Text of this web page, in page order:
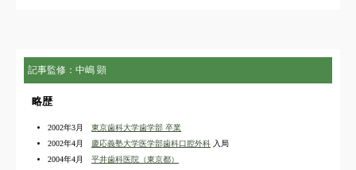
記事監修：中嶋 顕
略歴
2002年3月 東京歯科大学歯学部 卒業
2002年4月 慶応義塾大学医学部歯科口腔外科 入局
2004年4月 平井歯科医院（東京都）